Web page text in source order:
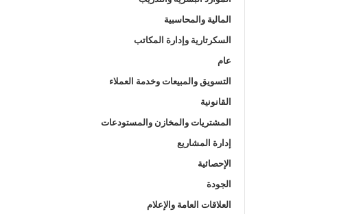
المالية والمحاسبية
السكرتارية وإدارة المكاتب
عام
التسويق والمبيعات وخدمة العملاء
القانونية
المشتريات والمخازن والمستودعات
إدارة المشاريع
الإحصائية
الجودة
العلاقات العامة والإعلام